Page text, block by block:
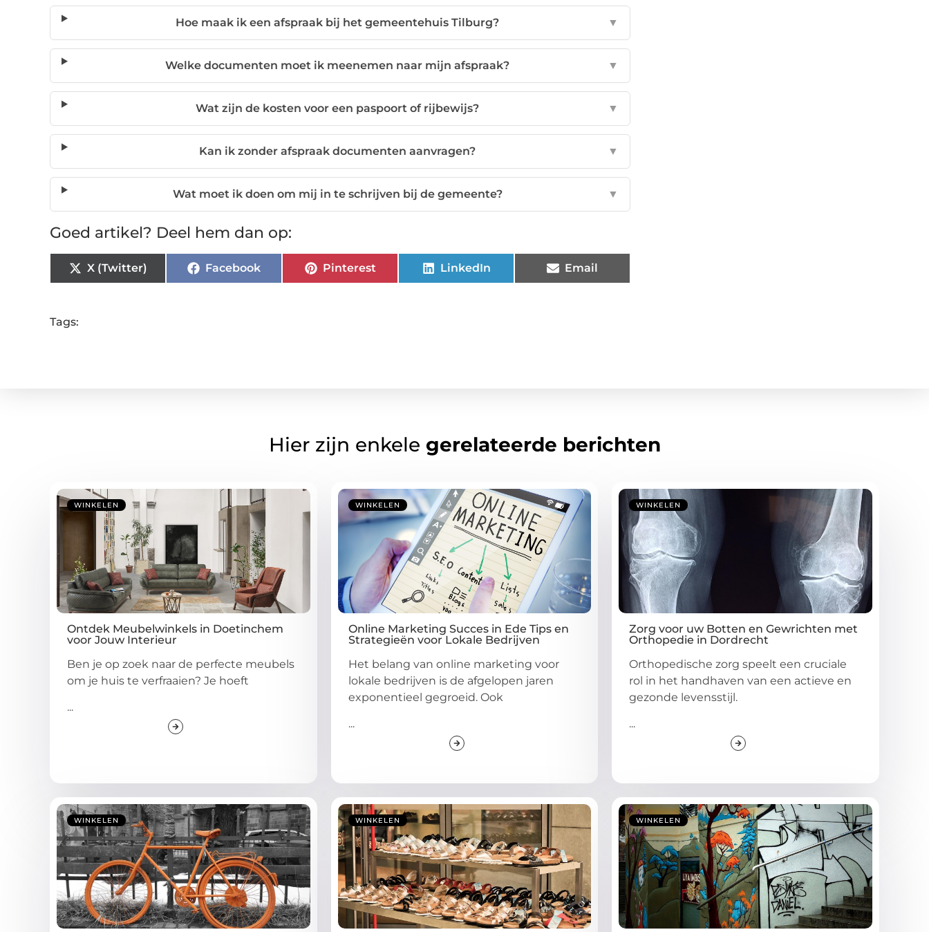
Hoe maak ik een afspraak bij het gemeentehuis Tilburg? ▼
Welke documenten moet ik meenemen naar mijn afspraak? ▼
Wat zijn de kosten voor een paspoort of rijbewijs? ▼
Kan ik zonder afspraak documenten aanvragen? ▼
Wat moet ik doen om mij in te schrijven bij de gemeente? ▼
Goed artikel? Deel hem dan op:
X (Twitter) Facebook Pinterest LinkedIn Email
Tags:
Hier zijn enkele gerelateerde berichten
WINKELEN
Ontdek Meubelwinkels in Doetinchem
voor Jouw Interieur
Ben je op zoek naar de perfecte meubels
om je huis te verfraaien? Je hoeft
...
WINKELEN
Online Marketing Succes in Ede Tips en
Strategieën voor Lokale Bedrijven
Het belang van online marketing voor
lokale bedrijven is de afgelopen jaren
exponentieel gegroeid. Ook
...
WINKELEN
Zorg voor uw Botten en Gewrichten met
Orthopedie in Dordrecht
Orthopedische zorg speelt een cruciale
rol in het handhaven van een actieve en
gezonde levensstijl.
...
WINKELEN WINKELEN WINKELEN